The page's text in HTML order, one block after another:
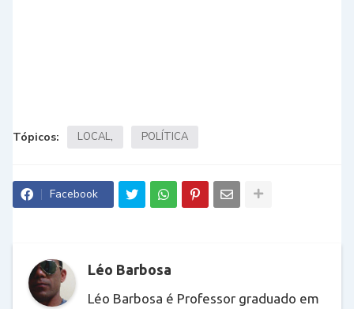
Tópicos: LOCAL POLÍTICA
Facebook
Léo Barbosa
Léo Barbosa é Professor graduado em